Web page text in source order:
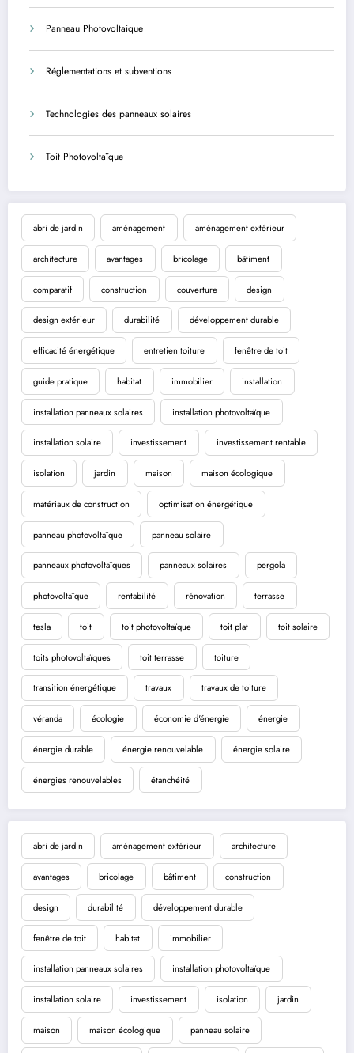
Panneau Photovoltaique
Réglementations et subventions
Technologies des panneaux solaires
Toit Photovoltaïque
abri de jardin aménagement aménagement extérieur
architecture avantages bricolage bâtiment
comparatif construction couverture design
design extérieur durabilité développement durable
efficacité énergétique entretien toiture fenêtre de toit
guide pratique habitat immobilier installation
installation panneaux solaires installation photovoltaïque
installation solaire investissement investissement rentable
isolation jardin maison maison écologique
matériaux de construction optimisation énergétique
panneau photovoltaïque panneau solaire
panneaux photovoltaïques panneaux solaires pergola
photovoltaïque rentabilité rénovation terrasse
tesla toit toit photovoltaïque toit plat toit solaire
toits photovoltaïques toit terrasse toiture
transition énergétique travaux travaux de toiture
véranda écologie économie d'énergie énergie
énergie durable énergie renouvelable énergie solaire
énergies renouvelables étanchéité
abri de jardin aménagement extérieur architecture
avantages bricolage bâtiment construction
design durabilité développement durable
fenêtre de toit habitat immobilier
installation panneaux solaires installation photovoltaïque
installation solaire investissement isolation jardin
maison maison écologique panneau solaire